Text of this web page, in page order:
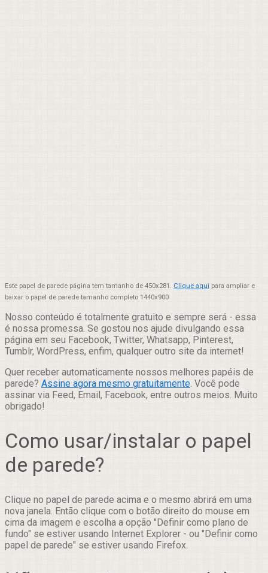
Este papel de parede página tem tamanho de 450x281. Clique aqui para ampliar e
baixar o papel de parede tamanho completo 1440x900
Nosso conteúdo é totalmente gratuito e sempre será - essa
é nossa promessa. Se gostou nos ajude divulgando essa
página em seu Facebook, Twitter, Whatsapp, Pinterest,
Tumblr, WordPress, enfim, qualquer outro site da internet!
Quer receber automaticamente nossos melhores papéis de
parede? Assine agora mesmo gratuitamente. Você pode
assinar via Feed, Email, Facebook, entre outros meios. Muito
obrigado!
Como usar/instalar o papel
de parede?
Clique no papel de parede acima e o mesmo abrirá em uma
nova janela. Então clique com o botão direito do mouse em
cima da imagem e escolha a opção "Definir como plano de
fundo" se estiver usando Internet Explorer - ou "Definir como
papel de parede" se estiver usando Firefox.